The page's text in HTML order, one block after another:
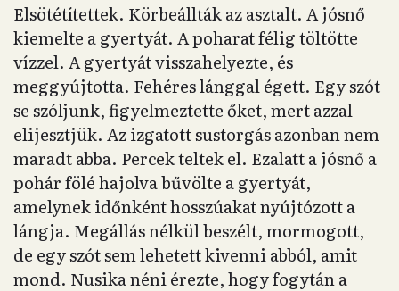
Elsötétítettek. Körbeállták az asztalt. A jósnő
kiemelte a gyertyát. A poharat félig töltötte
vízzel. A gyertyát visszahelyezte, és
meggyújtotta. Fehéres lánggal égett. Egy szót
se szóljunk, figyelmeztette őket, mert azzal
elijesztjük. Az izgatott sustorgás azonban nem
maradt abba. Percek teltek el. Ezalatt a jósnő a
pohár fölé hajolva bűvölte a gyertyát,
amelynek időnként hosszúakat nyújtózott a
lángja. Megállás nélkül beszélt, mormogott,
de egy szót sem lehetett kivenni abból, amit
mond. Nusika néni érezte, hogy fogytán a